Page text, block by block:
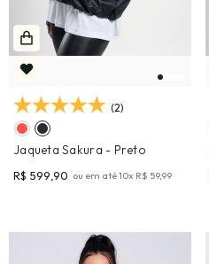
(2)
Jaqueta Sakura - Preto
R$ 599,90 ou em até10x R$ 59,99